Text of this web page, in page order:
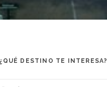
¿QUÉ DESTINO TE INTERESA?